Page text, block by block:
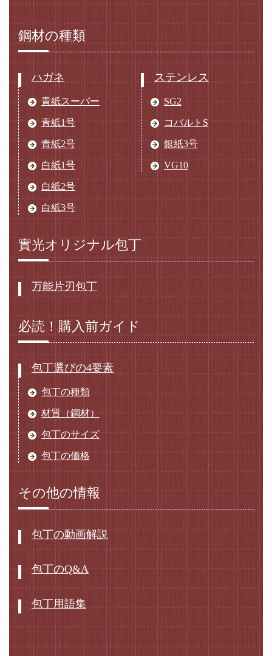
鋼材の種類
ハガネ
青紙スーパー
青紙1号
青紙2号
白紙1号
白紙2号
白紙3号
ステンレス
SG2
コバルトS
銀紙3号
VG10
實光オリジナル包丁
万能片刃包丁
必読！購入前ガイド
包丁選びの4要素
包丁の種類
材質（鋼材）
包丁のサイズ
包丁の価格
その他の情報
包丁の動画解説
包丁のQ&A
包丁用語集